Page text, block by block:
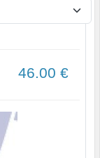
46.00 €